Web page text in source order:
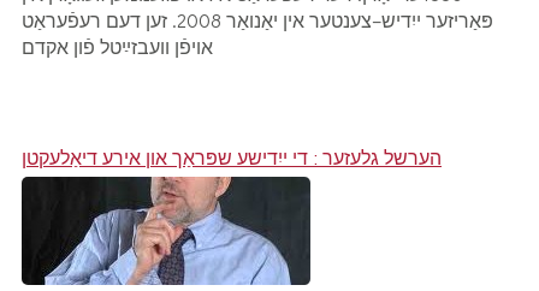
פּאַריזער ייִדיש–צענטער אין יאַנואַר 2008. זען דעם רעפֿעראַט
אויפֿן וועבזײַטל פֿון אקדם
הערשל גלעזער : די ייִדישע שפּראַך און אירע דיאַלעקטן